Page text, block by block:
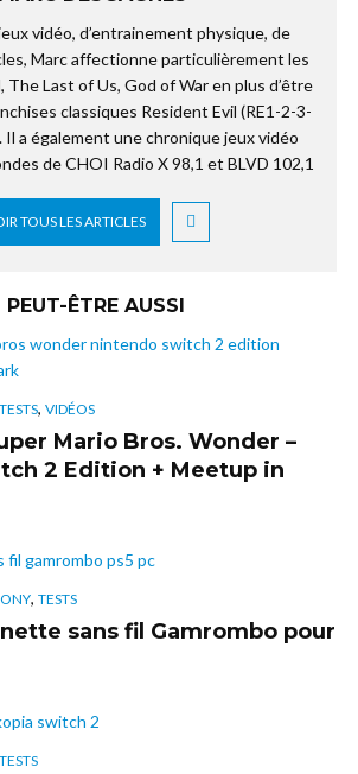
vidéo, d’entrainement physique, de
Marc affectionne particulièrement les
The Last of Us, God of War en plus d’être
classiques Resident Evil (RE1-2-3-
Il a également une chronique jeux vidéo
de CHOI Radio X 98,1 et BLVD 102,1
TOUS LES ARTICLES
ÊTRE AUSSI
TESTS, VIDÉOS
Mario Bros. Wonder –
2 Edition + Meetup in
, TESTS
sans fil Gamrombo pour
TESTS